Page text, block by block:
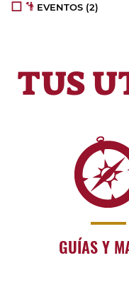
EVENTOS (2)
TUS
GUÍAS Y